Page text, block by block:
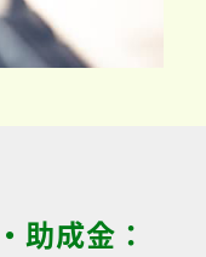
助成金：